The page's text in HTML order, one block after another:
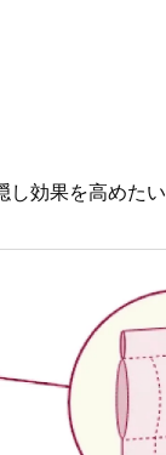
し効果を高めたい